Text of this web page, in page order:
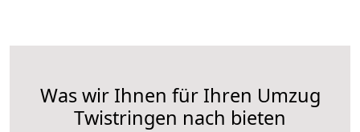
Was wir Ihnen für Ihren Umzug
Twistringen nach bieten